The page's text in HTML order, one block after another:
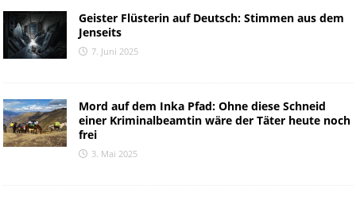
Geister Flüsterin auf Deutsch: Stimmen aus dem
Jenseits
7. Juni 2025
Mord auf dem Inka Pfad: Ohne diese Schneid
einer Kriminalbeamtin wäre der Täter heute noch
frei
3. Mai 2025